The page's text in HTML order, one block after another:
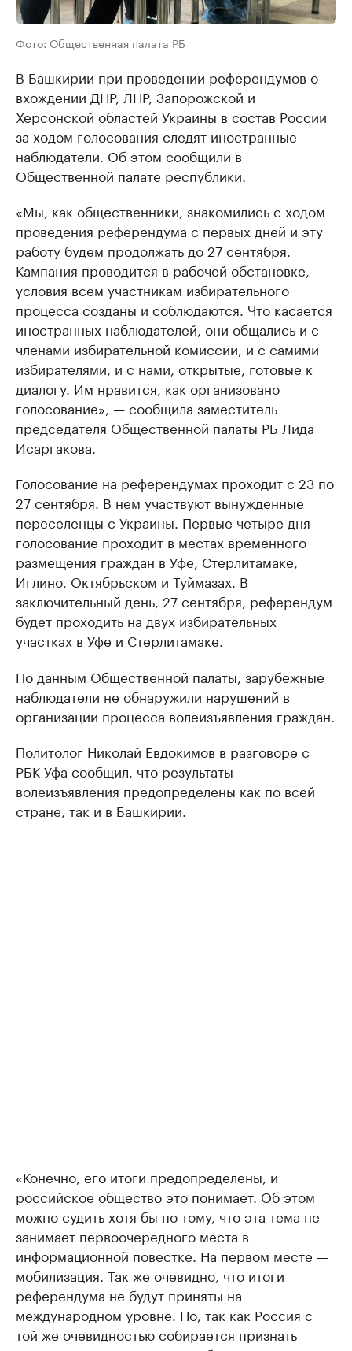
Фото: Общественная палата РБ
В Башкирии при проведении референдумов о
вхождении ДНР, ЛНР, Запорожской и
Херсонской областей Украины в состав России
за ходом голосования следят иностранные
наблюдатели. Об этом сообщили в
Общественной палате республики.
«Мы, как общественники, знакомились с ходом
проведения референдума с первых дней и эту
работу будем продолжать до 27 сентября.
Кампания проводится в рабочей обстановке,
условия всем участникам избирательного
процесса созданы и соблюдаются. Что касается
иностранных наблюдателей, они общались и с
членами избирательной комиссии, и с самими
избирателями, и с нами, открытые, готовые к
диалогу. Им нравится, как организовано
голосование», — сообщила заместитель
председателя Общественной палаты РБ Лида
Исаргакова.
Голосование на референдумах проходит с 23 по
27 сентября. В нем участвуют вынужденные
переселенцы с Украины. Первые четыре дня
голосование проходит в местах временного
размещения граждан в Уфе, Стерлитамаке,
Иглино, Октябрьском и Туймазах. В
заключительный день, 27 сентября, референдум
будет проходить на двух избирательных
участках в Уфе и Стерлитамаке.
По данным Общественной палаты, зарубежные
наблюдатели не обнаружили нарушений в
организации процесса волеизъявления граждан.
Политолог Николай Евдокимов в разговоре с
РБК Уфа сообщил, что результаты
волеизъявления предопределены как по всей
стране, так и в Башкирии.
«Конечно, его итоги предопределены, и
российское общество это понимает. Об этом
можно судить хотя бы по тому, что эта тема не
занимает первоочередного места в
информационной повестке. На первом месте —
мобилизация. Так же очевидно, что итоги
референдума не будут приняты на
международном уровне. Но, так как Россия с
той же очевидностью собирается признать